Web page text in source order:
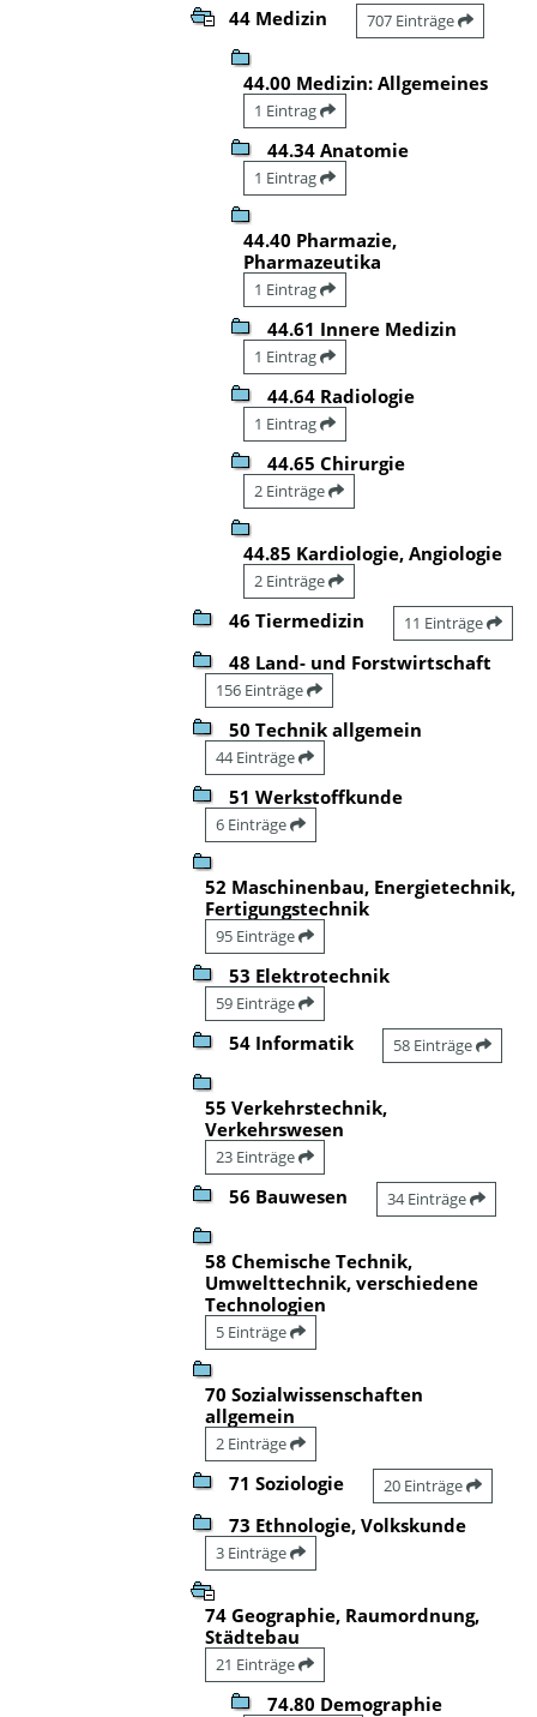
44 Medizin 707 Einträge
44.00 Medizin: Allgemeines
1 Eintrag
44.34 Anatomie
1 Eintrag
44.40 Pharmazie,
Pharmazeutika
1 Eintrag
44.61 Innere Medizin
1 Eintrag
44.64 Radiologie
1 Eintrag
44.65 Chirurgie
2 Einträge
44.85 Kardiologie, Angiologie
2 Einträge
46 Tiermedizin 11 Einträge
48 Land- und Forstwirtschaft
156 Einträge
50 Technik allgemein
44 Einträge
51 Werkstoffkunde
6 Einträge
52 Maschinenbau, Energietechnik,
Fertigungstechnik
95 Einträge
53 Elektrotechnik
59 Einträge
54 Informatik 58 Einträge
55 Verkehrstechnik,
Verkehrswesen
23 Einträge
56 Bauwesen 34 Einträge
58 Chemische Technik,
Umwelttechnik, verschiedene
Technologien
5 Einträge
70 Sozialwissenschaften
allgemein
2 Einträge
71 Soziologie 20 Einträge
73 Ethnologie, Volkskunde
3 Einträge
74 Geographie, Raumordnung,
Städtebau
21 Einträge
74.80 Demographie